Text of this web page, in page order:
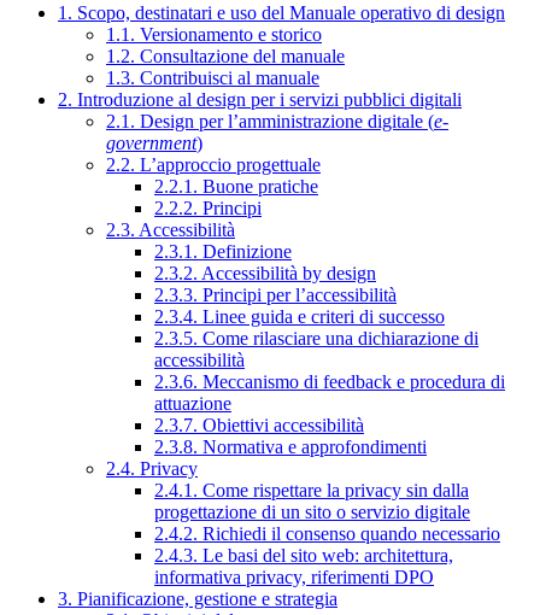
1. Scopo, destinatari e uso del Manuale operativo di design
1.1. Versionamento e storico
1.2. Consultazione del manuale
1.3. Contribuisci al manuale
2. Introduzione al design per i servizi pubblici digitali
2.1. Design per l’amministrazione digitale (e-
government)
2.2. L’approccio progettuale
2.2.1. Buone pratiche
2.2.2. Principi
2.3. Accessibilità
2.3.1. Definizione
2.3.2. Accessibilità by design
2.3.3. Principi per l’accessibilità
2.3.4. Linee guida e criteri di successo
2.3.5. Come rilasciare una dichiarazione di
accessibilità
2.3.6. Meccanismo di feedback e procedura di
attuazione
2.3.7. Obiettivi accessibilità
2.3.8. Normativa e approfondimenti
2.4. Privacy
2.4.1. Come rispettare la privacy sin dalla
progettazione di un sito o servizio digitale
2.4.2. Richiedi il consenso quando necessario
2.4.3. Le basi del sito web: architettura,
informativa privacy, riferimenti DPO
3. Pianificazione, gestione e strategia